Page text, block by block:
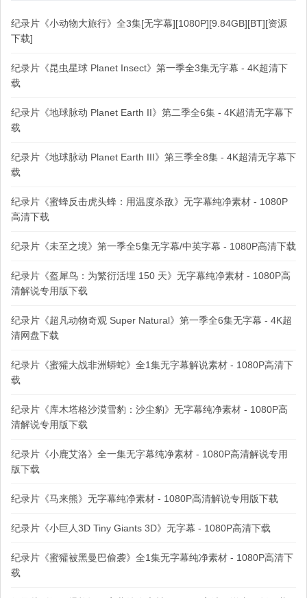
纪录片《小动物大旅行》全3集[无字幕][1080P][9.84GB][BT][资源
下载]
纪录片《昆虫星球 Planet Insect》第一季全3集无字幕 - 4K超清下
载
纪录片《地球脉动 Planet Earth II》第二季全6集 - 4K超清无字幕下
载
纪录片《地球脉动 Planet Earth III》第三季全8集 - 4K超清无字幕下
载
纪录片《蜜蜂反击虎头蜂：用温度杀敌》无字幕纯净素材 - 1080P
高清下载
纪录片《未至之境》第一季全5集无字幕/中英字幕 - 1080P高清下载
纪录片《盔犀鸟：为繁衍活埋 150 天》无字幕纯净素材 - 1080P高
清解说专用版下载
纪录片《超凡动物奇观 Super Natural》第一季全6集无字幕 - 4K超
清网盘下载
纪录片《蜜獾大战非洲蟒蛇》全1集无字幕解说素材 - 1080P高清下
载
纪录片《库木塔格沙漠雪豹：沙尘豹》无字幕纯净素材 - 1080P高
清解说专用版下载
纪录片《小鹿艾洛》全一集无字幕纯净素材 - 1080P高清解说专用
版下载
纪录片《马来熊》无字幕纯净素材 - 1080P高清解说专用版下载
纪录片《小巨人3D Tiny Giants 3D》无字幕 - 1080P高清下载
纪录片《蜜獾被黑曼巴偷袭》全1集无字幕纯净素材 - 1080P高清下
载